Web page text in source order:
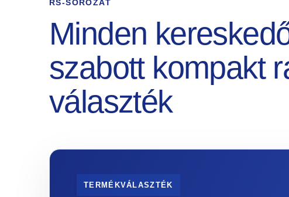
RS-SOROZAT
Minden
szabott kompakt
választék
TERMÉKVÁLASZTÉK